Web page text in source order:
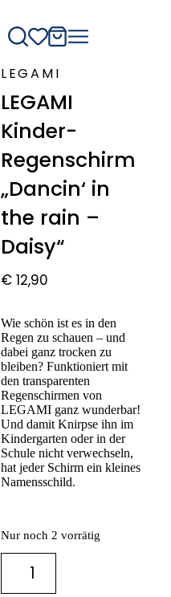
LEGAMI
LEGAMI
Kinder-
Regenschirm
„Dancin‘ in
the rain –
Daisy“
€12,90
Wie schön ist es in den
Regen zu schauen – und
dabei ganz trocken zu
bleiben? Funktioniert mit
den transparenten
Regenschirmen von
LEGAMI ganz wunderbar!
Und damit Knirpse ihn im
Kindergarten oder in der
Schule nicht verwechseln,
hat jeder Schirm ein kleines
Namensschild.
Nur noch 2 vorrätig